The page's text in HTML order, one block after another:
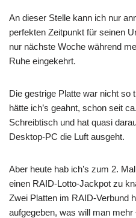
An dieser Stelle kann ich nur
perfekten Zeitpunkt für seinen
nur nächste Woche während
Ruhe eingekehrt.
Die gestrige Platte war nicht so
hätte ich’s geahnt, schon seit
Schreibtisch und hat quasi
Desktop-PC die Luft ausgeht.
Aber heute hab ich’s zum 2.
einen RAID-Lotto-Jackpot zu
Zwei Platten im RAID-Verbund
aufgegeben, was will man